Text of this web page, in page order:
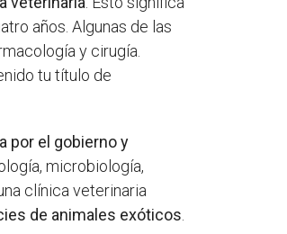
años. Algunas de las
y cirugía.
tu título de
por el gobierno y
microbiología,
clínica veterinaria
de animales exóticos